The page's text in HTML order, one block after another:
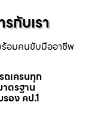
กับเรา
ร้อมคนขับมืออาชีพ
ถเครนทุก
ตรฐาน
อง คป.1